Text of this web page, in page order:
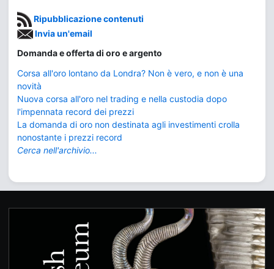
Ripubblicazione contenuti
Invia un'email
Domanda e offerta di oro e argento
Corsa all'oro lontano da Londra? Non è vero, e non è una
novità
Nuova corsa all'oro nel trading e nella custodia dopo
l'impennata record dei prezzi
La domanda di oro non destinata agli investimenti crolla
nonostante i prezzi record
Cerca nell'archivio...